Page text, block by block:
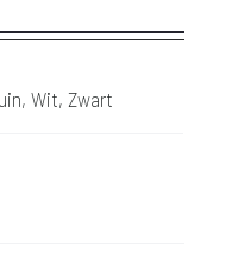
Wit, Zwart